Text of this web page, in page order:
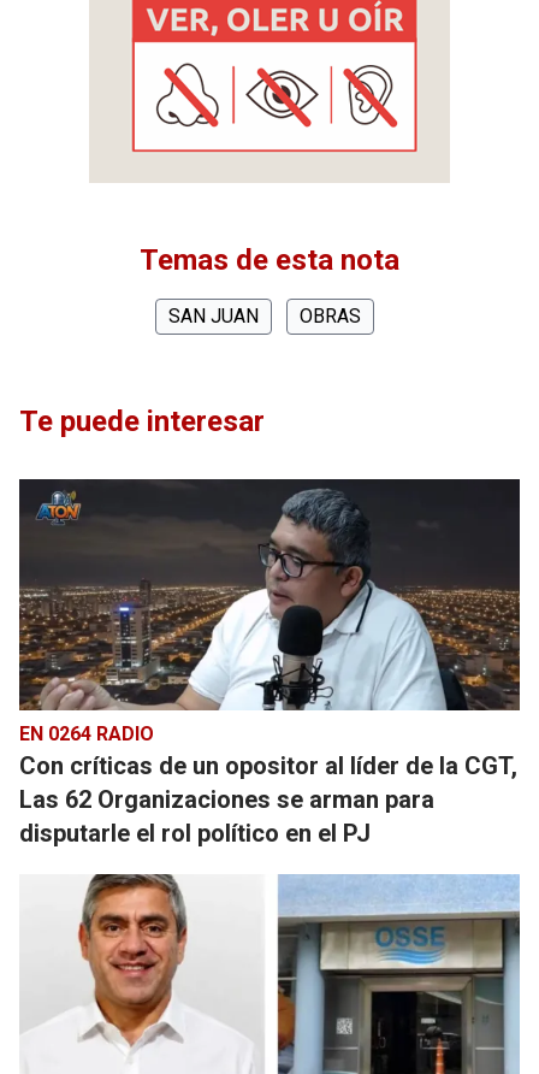
Temas de esta nota
SAN JUAN OBRAS
Te puede interesar
EN 0264 RADIO
Con críticas de un opositor al líder de la CGT,
Las 62 Organizaciones se arman para
disputarle el rol político en el PJ